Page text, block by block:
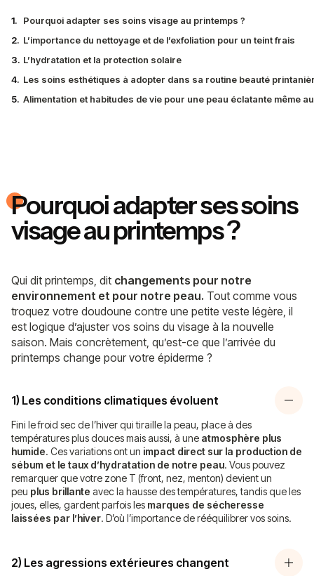
1.
Pourquoi adapter ses soins visage au printemps ?
2. L’importance du nettoyage et de l’exfoliation pour un teint frais
3. L’hydratation et la protection solaire
4. Les soins esthétiques à adopter dans sa routine beauté
5. Alimentation et habitudes de vie pour une peau éclatante même
Pourquoi adapter ses soins
visage au printemps ?
Qui dit printemps, dit changements pour notre
environnement et pour notre peau. Tout comme vous
troquez votre doudoune contre une petite veste légère, il
est logique d’ajuster vos soins du visage à la nouvelle
saison. Mais concrètement, qu’est-ce que l’arrivée du
printemps change pour votre épiderme ?
1) Les conditions climatiques évoluent
Fini le froid sec de l’hiver qui tiraille la peau, place à des
températures plus douces mais aussi, à une atmosphère plus
humide. Ces variations ont un impact direct sur la production de
sébum et le taux d’hydratation de notre peau. Vous pouvez
remarquer que votre zone T (front, nez, menton) devient un
peu plus brillante avec la hausse des températures, tandis que les
joues, elles, gardent parfois les marques de sécheresse
laissées par l’hiver. D’où l’importance de rééquilibrer vos soins.
2) Les agressions extérieures changent